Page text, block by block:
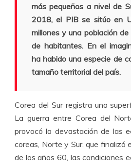
más pequeños a nivel de
2018, el PIB se sitúo en
millones y una población
de habitantes. En el
ha habido una especie de
tamaño territorial del país.
Corea del Sur registra una
La guerra entre Corea del
provocó la devastación de las
coreas, Norte y Sur, que finalizó
de los años 60, las condiciones